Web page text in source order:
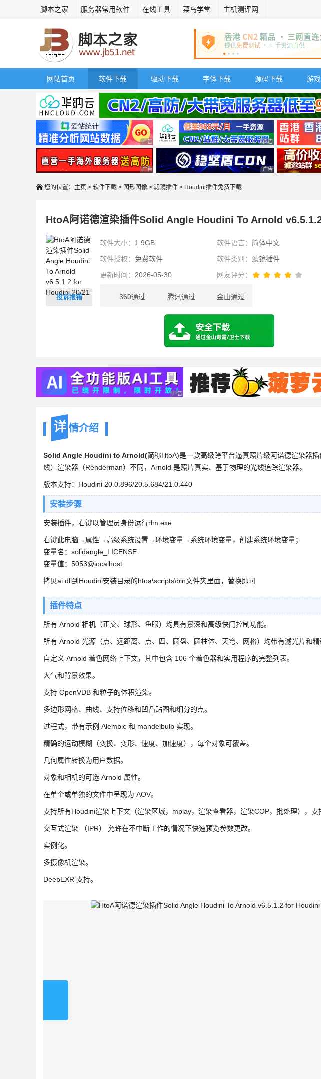
脚本之家 服务器常用软件 在线工具 菜鸟学堂 主机测评网
网站首页 软件下载 驱动下载 字体下载 源码下载 游
广告 商业广告，理性选择 广告 商业广告，理性选
广告 商业广告，理性选择 广告 商业广告，理性选
您的位置： 主页 > 软件下载 > 图形图像 > 滤镜插件 > Houdini插件免费下载
HtoA阿诺德渲染插件Solid Angle Houdini To Arnold
投诉报错
软件大小： 1.9GB 软件语言： 简体中文
软件授权： 免费软件 软件类别： 滤镜插件
更新时间： 2026-05-30 网友评分：
360通过 腾讯通过 金山通过
广告 商业广告，理性选择
详 情介绍
Solid Angle Houdini to Arnold(简称HtoA)是一款高级跨平台逼真照片级阿诺德渲染器
线）渲染器（Renderman）不同，Arnold 是照片真实、基于物理的光线追踪渲染器。
版本支持：Houdini 20.0.896/20.5.684/21.0.440
安装步骤
安装插件，右键以管理员身份运行rlm.exe
右键此电脑→属性→高级系统设置→环境变量→系统环境变量，创建系统环境变量；
变量名：solidangle_LICENSE
变量值：5053@localhost
拷贝ai.dll到Houdini安装目录的htoa\scripts\bin文件夹里面，替换即可
插件特点
所有 Arnold 相机（正交、球形、鱼眼）均具有景深和高级快门控制功能。
所有 Arnold 光源（点、远距离、点、四、圆盘、圆柱体、天穹、网格）均带有滤光片和精
自定义 Arnold 着色网络上下文，其中包含 106 个着色器和实用程序的完整列表。
大气和背景效果。
支持 OpenVDB 和粒子的体积渲染。
多边形网格、曲线、支持位移和凹凸贴图和细分的点。
过程式，带有示例 Alembic 和 mandelbulb 实现。
精确的运动模糊（变换、变形、速度、加速度），每个对象可覆盖。
几何属性转换为用户数据。
对象和相机的可选 Arnold 属性。
在单个或单独的文件中呈现为 AOV。
支持所有Houdini渲染上下文（渲染区域，mplay，渲染查看器，渲染COP，批处理），支
交互式渲染 （IPR） 允许在不中断工作的情况下快速预览参数更改。
实例化。
多摄像机渲染。
DeepEXR 支持。